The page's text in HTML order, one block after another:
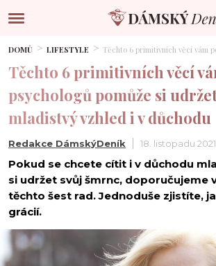
DOMŮ LIFESTYLE Těchto 6 primitivních věcí vám
Těchto 6 primitivních věcí
psychologů pomůže si
mladistvý vzhled i v důchodu
Redakce DámskýDeník 18. listopadu 2021
Pokud se chcete cítit i v důchodu
si udržet svůj šmrnc, doporučujeme
těchto šest rad. Jednoduše zjistíte,
grácií.